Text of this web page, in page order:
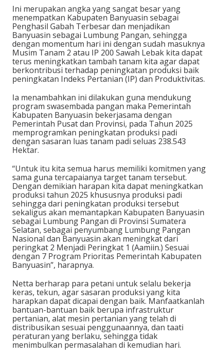
Ini merupakan angka yang sangat besar yang
menempatkan Kabupaten Banyuasin sebagai
Penghasil Gabah Terbesar dan menjadikan
Banyuasin sebagai Lumbung Pangan, sehingga
dengan momentum hari ini dengan sudah masuknya
Musim Tanam 2 atau IP 200 Sawah Lebak kita dapat
terus meningkatkan tambah tanam kita agar dapat
berkontribusi terhadap peningkatan produksi baik
peningkatan Indeks Pertanian (IP) dan Produktivitas.
Ia menambahkan ini dilakukan guna mendukung
program swasembada pangan maka Pemerintah
Kabupaten Banyuasin bekerjasama dengan
Pemerintah Pusat dan Provinsi, pada Tahun 2025
memprogramkan peningkatan produksi padi
dengan sasaran luas tanam padi seluas 238.543
Hektar.
“Untuk itu kita semua harus memiliki komitmen yang
sama guna tercapaianya target tanam tersebut.
Dengan demikian harapan kita dapat meningkatkan
produksi tahun 2025 khususnya produksi padi
sehingga dari peningkatan produksi tersebut
sekaligus akan memantapkan Kabupaten Banyuasin
sebagai Lumbung Pangan di Provinsi Sumatera
Selatan, sebagai penyumbang Lumbung Pangan
Nasional dan Banyuasin akan meningkat dari
peringkat 2 Menjadi Peringkat 1 (Aamiin.) Sesuai
dengan 7 Program Prioritas Pemerintah Kabupaten
Banyuasin”, harapnya.
Netta berharap para petani untuk selalu bekerja
keras, tekun, agar sasaran produksi yang kita
harapkan dapat dicapai dengan baik. Manfaatkanlah
bantuan-bantuan baik berupa infrastruktur
pertanian, alat mesin pertanian yang telah di
distribusikan sesuai penggunaannya, dan taati
peraturan yang berlaku, sehingga tidak
menimbulkan permasalahan di kemudian hari.